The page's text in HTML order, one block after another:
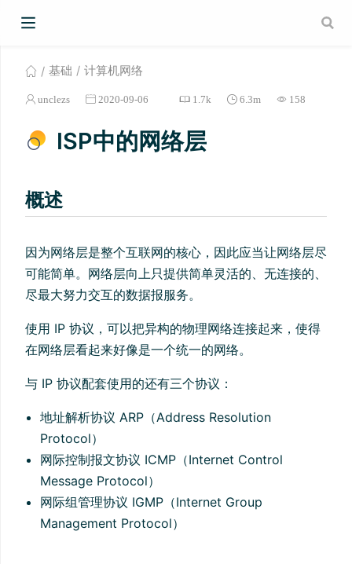
基础 计算机网络
unclezs 2020-09-06 1.7k 6.3m 158
ISP中的网络层
概述
因为网络层是整个互联网的核心，因此应当让网络层尽
可能简单。网络层向上只提供简单灵活的、无连接的、
尽最大努力交互的数据报服务。
使用 IP 协议，可以把异构的物理网络连接起来，使得
在网络层看起来好像是一个统一的网络。
与 IP 协议配套使用的还有三个协议：
地址解析协议 ARP（Address Resolution
Protocol）
网际控制报文协议 ICMP（Internet Control
Message Protocol）
网际组管理协议 IGMP（Internet Group
Management Protocol）